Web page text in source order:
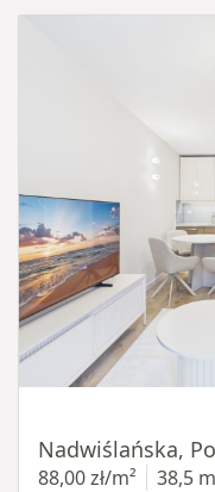
Nadwiślańska,
88,00 zł/m² 38,5